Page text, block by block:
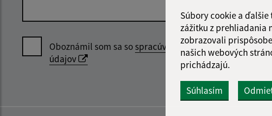
Súbory cookie a
zážitku z prehliadania
zobrazovali
našich webových
prichádzajú.
Súhlasím
Oboznámil som sa sospracúvaním osobných
údajov